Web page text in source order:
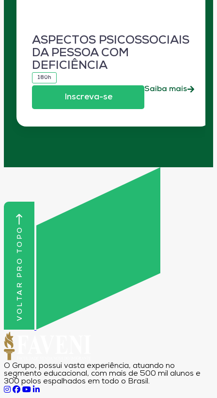
ASPECTOS PSICOSSOCIAIS
DA PESSOA COM
DEFICIÊNCIA
180h
Inscreva-se
Saiba mais
VOLTAR PRO TOPO
O Grupo, possui vasta experiência, atuando no
segmento educacional, com mais de 500 mil alunos e
300 polos espalhados em todo o Brasil.